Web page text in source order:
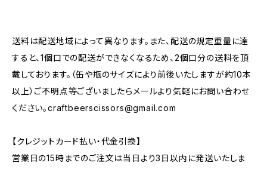
送料は配送地域によって異なります。また、配送の規定重量に達
すると、1個口での配送ができなくなるため、2個口分の送料を頂
戴しております。（缶や瓶のサイズにより前後いたしますが約10本
以上）ご不明点等ございましたらメールより気軽にお問い合わせ
ください。craftbeerscissors@gmail.com
【クレジットカード払い・代金引換】
営業日の15時までのご注文は当日より3日以内に発送いたしま